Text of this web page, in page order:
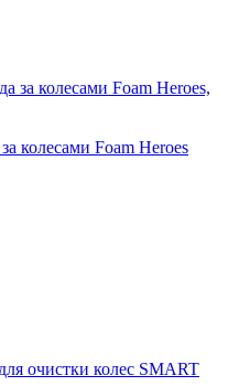
колесами Foam Heroes